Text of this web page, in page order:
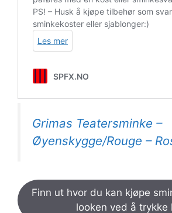
Grimas Teatersminke –
Øyenskygge/Rouge –
Finn ut hvor du kan kjøpe
looken ved å trykke